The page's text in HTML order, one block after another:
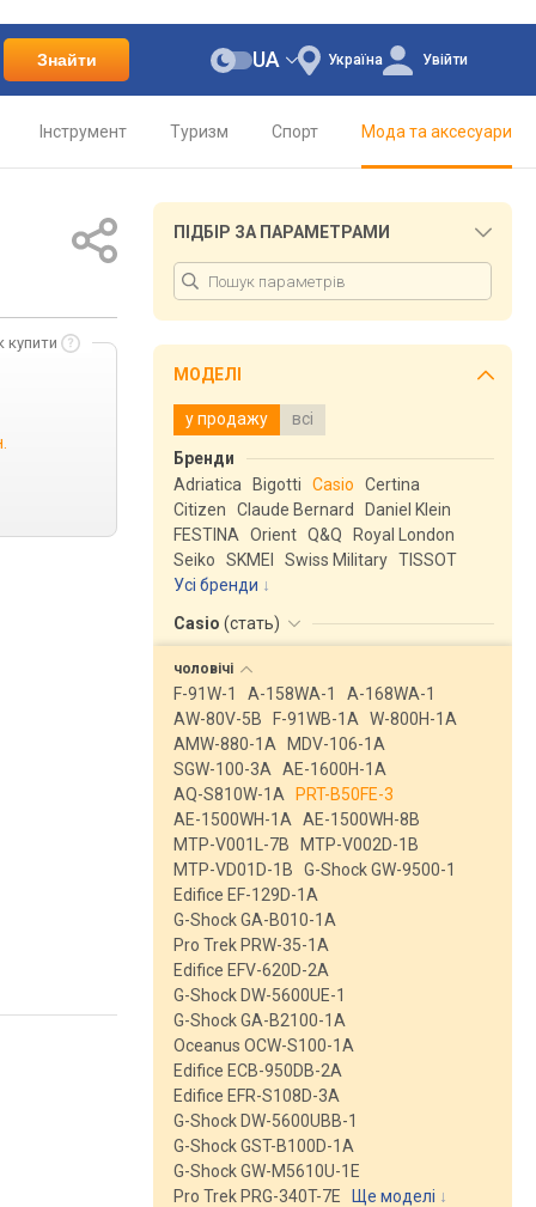
Знайти Україна
UA Увійти
Інструмент Туризм Спорт Мода та аксесуари
купити
ПІДБІР ЗА ПАРАМЕТРАМИ
МОДЕЛІ
у продажу всі
Бренди
Adriatica
Bigotti Casio
Certina
Citizen
Claude Bernard
Daniel Klein
FESTINA
Orient Q&Q
Royal London
Seiko
SKMEI Swiss Military TISSOT
Усі бренди
Casio (стать)
чоловічі
F-91W-1 A-158WA-1
A-168WA-1
AW-80V-5B
F-91WB-1A
W-800H-1A
AMW-880-1A
MDV-106-1A
SGW-100-3A
AE-1600H-1A
AQ-S810W-1A
PRT-B50FE-3
AE-1500WH-1A
AE-1500WH-8B
MTP-V001L-7B
MTP-V002D-1B
MTP-VD01D-1B
G-Shock GW-9500-1
Edifice EF-129D-1A
G-Shock GA-B010-1A
Pro Trek PRW-35-1A
Edifice EFV-620D-2A
G-Shock DW-5600UE-1
G-Shock GA-B2100-1A
Oceanus OCW-S100-1A
Edifice ECB-950DB-2A
Edifice EFR-S108D-3A
G-Shock DW-5600UBB-1
G-Shock GST-B100D-1A
G-Shock GW-M5610U-1E
Pro Trek PRG-340T-7E
Ще моделі ↓